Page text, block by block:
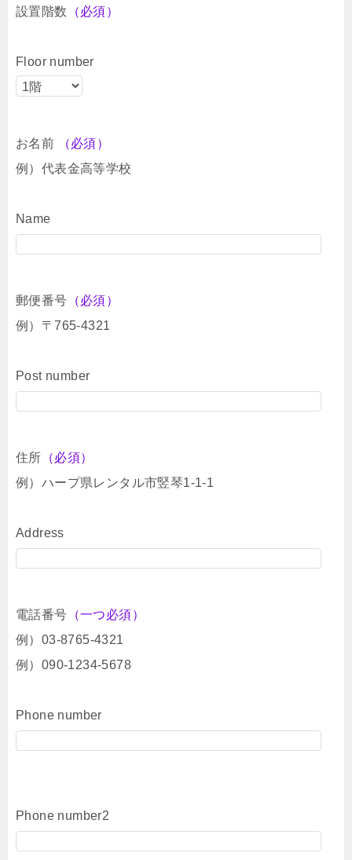
設置階数 （必須）
Floor number
お名前
（必須）
例）代表金高等学校
Name
郵便番号 （必須）
例）〒765-4321
Post number
住所 （必須）
例）ハープ県レンタル市竪琴1-1-1
Address
電話番号 （一つ必須）
例）03-8765-4321
例）090-1234-5678
Phone number
Phone number2